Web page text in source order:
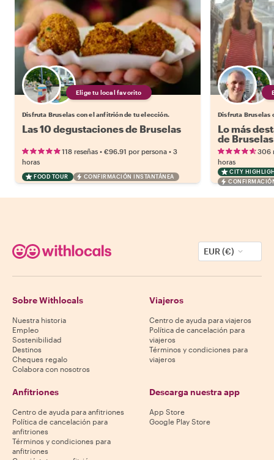
Elige tu local favorito
Disfruta Bruselas con el anfitrión de tu elección.
Las 10 degustaciones de Bruselas
118 reseñas • €96.91 por persona • 3
horas
FOOD TOUR CONFIRMACIÓN INSTANTÁNEA
Disfruta Bruselas
Lo más
de Bruselas
306
horas
CITY
EUR (€)
Sobre Withlocals
Nuestra historia
Empleo
Sostenibilidad
Destinos
Cheques regalo
Colabora con nosotros
Viajeros
Centro de ayuda para viajeros
Política de cancelación para
viajeros
Términos y condiciones para
viajeros
Anfitriones
Centro de ayuda para anfitriones
Política de cancelación para
anfitriones
Términos y condiciones para
anfitriones
Descarga nuestra app
App Store
Google Play Store